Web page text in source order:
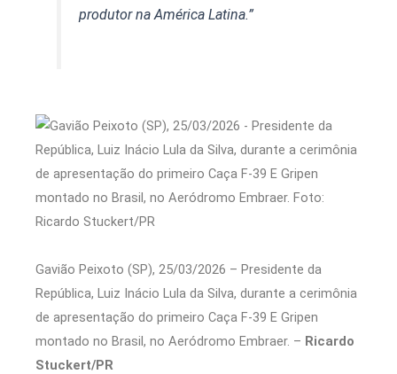
produtor na América Latina.”
Gavião Peixoto (SP), 25/03/2026 – Presidente da
República, Luiz Inácio Lula da Silva, durante a cerimônia
de apresentação do primeiro Caça F-39 E Gripen
montado no Brasil, no Aeródromo Embraer. – Ricardo
Stuckert/PR